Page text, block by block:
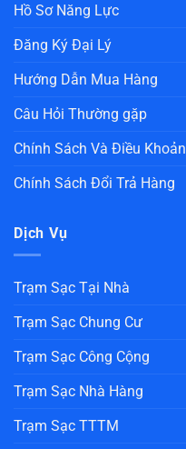
Hồ Sơ Năng Lực
Đăng Ký Đại Lý
Hướng Dẫn Mua Hàng
Câu Hỏi Thường gặp
Chính Sách Và Điều Khoản
Chính Sách Đổi Trả Hàng
Dịch Vụ
Trạm Sạc Tại Nhà
Trạm Sạc Chung Cư
Trạm Sạc Công Cộng
Trạm Sạc Nhà Hàng
Trạm Sạc TTTM